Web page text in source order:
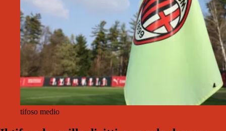
tifoso medio